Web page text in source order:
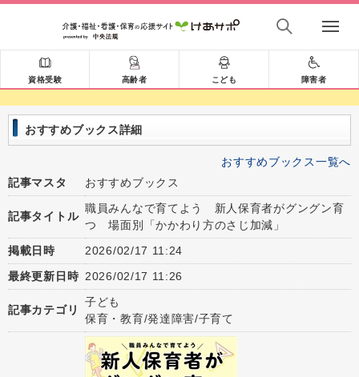
資格受験 高齢者 こども 障害者
おすすめブックス詳細
おすすめブックス一覧へ
記事マスタ
おすすめブックス
記事タイトル
職員みんなで育てよう 新人保育者がグングン育
つ 場面別「かかわり方のさじ加減」
掲載日時
2026/02/17 11:24
最終更新日時 2026/02/17 11:26
記事カテゴリ
子ども
保育・教育/発達障害/子育て